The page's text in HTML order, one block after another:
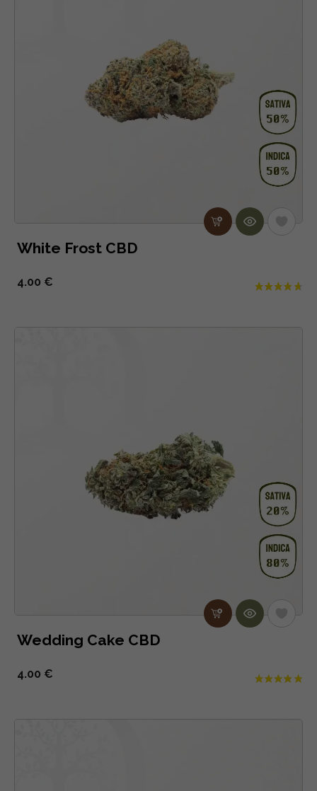
White Frost CBD
4.00 €
Wedding Cake CBD
4.00 €